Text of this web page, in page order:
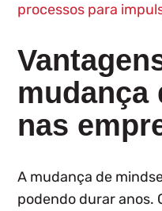
processos para
mudança
nas
A mudança de
podendo durar anos.